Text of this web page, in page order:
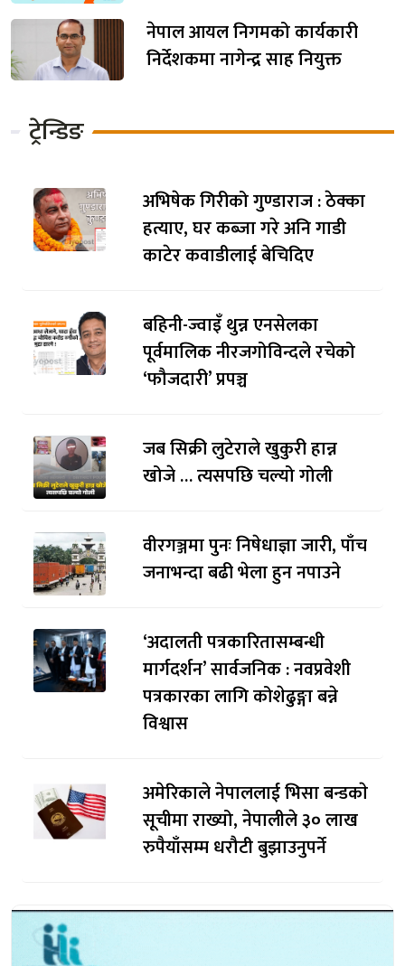
नेपाल आयल निगमको कार्यकारी
निर्देशकमा नागेन्द्र साह नियुक्त
ट्रेन्डिङ
अभिषेक गिरीको गुण्डाराज : ठेक्का
हत्याए, घर कब्जा गरे अनि गाडी
काटेर कवाडीलाई बेचिदिए
बहिनी-ज्वाइँ थुन्न एनसेलका
पूर्वमालिक नीरजगोविन्दले रचेको
‘फौजदारी’ प्रपञ्च
जब सिक्री लुटेराले खुकुरी हान्न
खोजे … त्यसपछि चल्यो गोली
वीरगञ्जमा पुनः निषेधाज्ञा जारी, पाँच
जनाभन्दा बढी भेला हुन नपाउने
‘अदालती पत्रकारितासम्बन्धी
मार्गदर्शन’ सार्वजनिक : नवप्रवेशी
पत्रकारका लागि कोशेढुङ्गा बन्ने
विश्वास
अमेरिकाले नेपाललाई भिसा बन्डकाे
सूचीमा राख्यो, नेपालीले ३० लाख
रुपैयाँसम्म धरौटी बुझाउनुपर्ने